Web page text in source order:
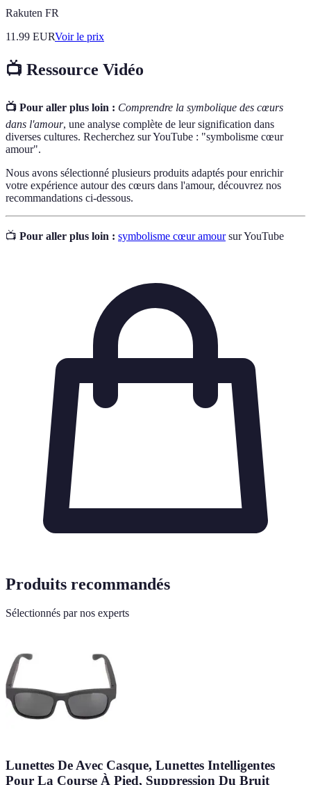
Rakuten FR
11.99 EURVoir le prix
📺 Ressource Vidéo
📺 Pour aller plus loin : Comprendre la symbolique des cœurs
dans l'amour, une analyse complète de leur signification dans
diverses cultures. Recherchez sur YouTube : "symbolisme cœur
amour".
Nous avons sélectionné plusieurs produits adaptés pour enrichir
votre expérience autour des cœurs dans l'amour, découvrez nos
recommandations ci-dessous.
📺 Pour aller plus loin : symbolisme cœur amoursur YouTube
Produits recommandés
Sélectionnés par nos experts
Lunettes De Avec Casque, Lunettes Intelligentes
Pour La Course À Pied, Suppression Du Bruit